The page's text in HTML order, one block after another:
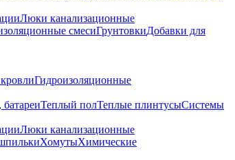
Люки канализационные
смесиГрунтовкиДобавки для
Гидроизоляционные
Теплый полТеплые плинтусыСистемы
Люки канализационные
ХомутыХимические